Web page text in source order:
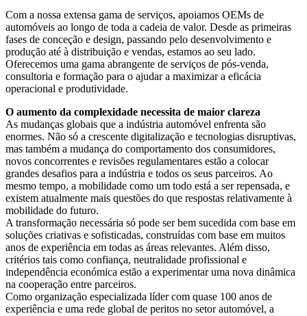
Com a nossa extensa gama de serviços, apoiamos OEMs de
automóveis ao longo de toda a cadeia de valor. Desde as primeiras
fases de conceção e design, passando pelo desenvolvimento e
produção até à distribuição e vendas, estamos ao seu lado.
Oferecemos uma gama abrangente de serviços de pós-venda,
consultoria e formação para o ajudar a maximizar a eficácia
operacional e produtividade.
O aumento da complexidade necessita de maior clareza
As mudanças globais que a indústria automóvel enfrenta são
enormes. Não só a crescente digitalização e tecnologias disruptivas,
mas também a mudança do comportamento dos consumidores,
novos concorrentes e revisões regulamentares estão a colocar
grandes desafios para a indústria e todos os seus parceiros. Ao
mesmo tempo, a mobilidade como um todo está a ser repensada, e
existem atualmente mais questões do que respostas relativamente à
mobilidade do futuro.
A transformação necessária só pode ser bem sucedida com base em
soluções criativas e sofisticadas, construídas com base em muitos
anos de experiência em todas as áreas relevantes. Além disso,
critérios tais como confiança, neutralidade profissional e
independência económica estão a experimentar uma nova dinâmica
na cooperação entre parceiros.
Como organização especializada líder com quase 100 anos de
experiência e uma rede global de peritos no setor automóvel, a